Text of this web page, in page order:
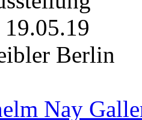
19.05.19
Berlin
Nay